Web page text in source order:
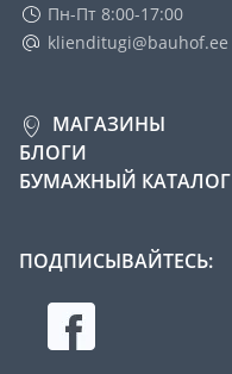
Пн-Пт 8:00-17:00
klienditugi@bauhof.ee
МАГАЗИНЫ
БЛОГИ
БУМАЖНЫЙ КАТАЛОГ
ПОДПИСЫВАЙТЕСЬ: